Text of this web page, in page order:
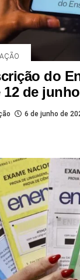
do
12 de junho
6 de junho de